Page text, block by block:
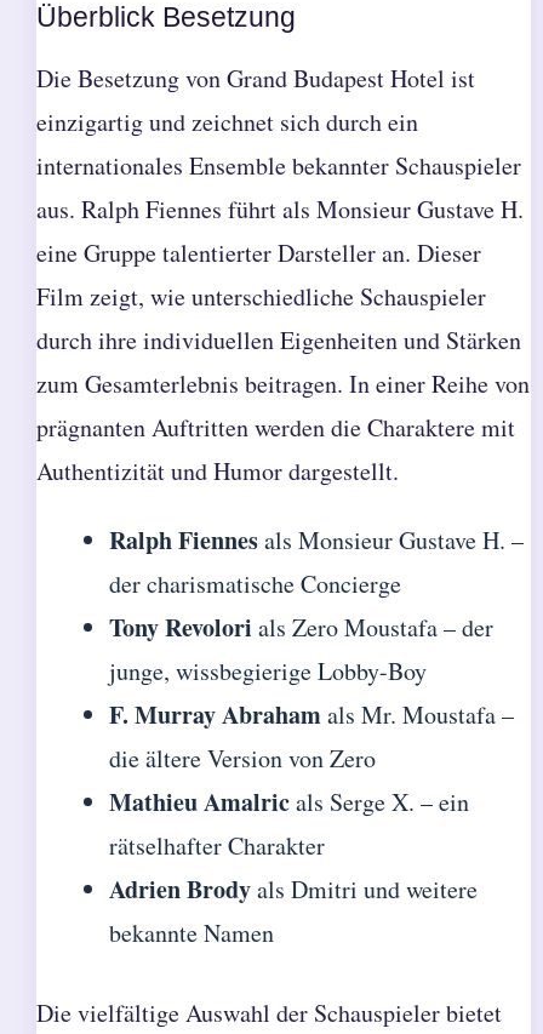
Überblick Besetzung
Die Besetzung von Grand Budapest Hotel ist
einzigartig und zeichnet sich durch ein
internationales Ensemble bekannter Schauspieler
aus. Ralph Fiennes führt als Monsieur Gustave H.
eine Gruppe talentierter Darsteller an. Dieser
Film zeigt, wie unterschiedliche Schauspieler
durch ihre individuellen Eigenheiten und Stärken
zum Gesamterlebnis beitragen. In einer Reihe von
prägnanten Auftritten werden die Charaktere mit
Authentizität und Humor dargestellt.
Ralph Fiennesals Monsieur Gustave H. –
der charismatische Concierge
Tony Revolori als Zero Moustafa – der
junge, wissbegierige Lobby-Boy
F. Murray Abrahamals Mr. Moustafa –
die ältere Version von Zero
Mathieu Amalricals Serge X. – ein
rätselhafter Charakter
Adrien Brodyals Dmitri und weitere
bekannte Namen
Die vielfältige Auswahl der Schauspieler bietet